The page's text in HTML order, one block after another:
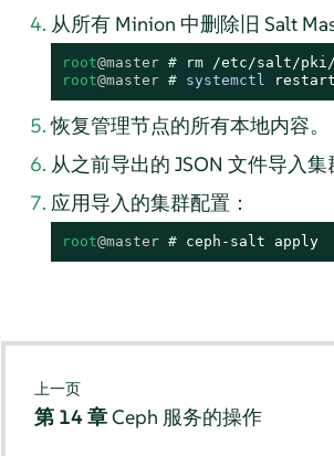
从所有 Minion 中删除旧 Salt
root@master # rm
root@master # systemctl
恢复管理节点的所有本地内容。
从之前导出的 JSON 文件导入
应用导入的集群配置：
root@master # ceph-salt apply
上一页
第 14 章Ceph 服务的操作